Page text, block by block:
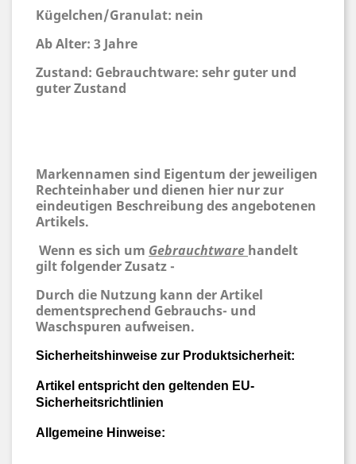
Kügelchen/Granulat: nein
Ab Alter: 3 Jahre
Zustand: Gebrauchtware: sehr guter und
guter Zustand
Markennamen sind Eigentum der jeweiligen
Rechteinhaber und dienen hier nur zur
eindeutigen Beschreibung des angebotenen
Artikels.
Wenn es sich um Gebrauchtware handelt
gilt folgender Zusatz -
Durch die Nutzung kann der Artikel
dementsprechend Gebrauchs- und
Waschspuren aufweisen.
Sicherheitshinweise zur Produktsicherheit:
Artikel entspricht den geltenden EU-
Sicherheitsrichtlinien
Allgemeine Hinweise: